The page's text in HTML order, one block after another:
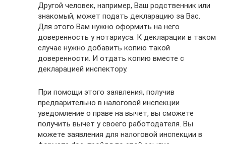
Другой человек, например, Ваш родственник или
знакомый, может подать декларацию за Вас.
Для этого Вам нужно оформить на него
доверенность у нотариуса. К декларации в таком
случае нужно добавить копию такой
доверенности. И отдать копию вместе с
декларацией инспектору.
При помощи этого заявления, получив
предварительно в налоговой инспекции
уведомление о праве на вычет, вы сможете
получить вычет у своего работодателя. Вы
можете заявления для налоговой инспекции в